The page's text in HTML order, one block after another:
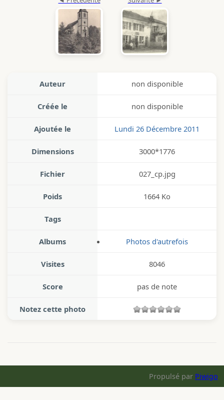
Auteur non disponible
Créée le non disponible
Ajoutée le Lundi 26 Décembre 2011
Dimensions 3000*1776
Fichier 027_cp.jpg
Poids 1664 Ko
Tags
Albums Photos d'autrefois
Visites 8046
Score pas de note
Notez cette photo
Propulsé par Piwigo